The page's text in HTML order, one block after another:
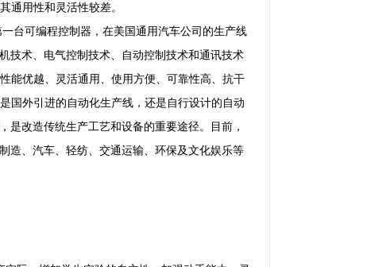
通用性和灵活性较差。
台可编程控制器，在美国通用汽车公司的生产线
技术、电气控制技术、自动控制技术和通讯技术
能优越、灵活通用、使用方便、可靠性高、抗干
国外引进的自动化生产线，还是自行设计的自动
改造传统生产工艺和设备的重要途径。目前，
造、汽车、轻纺、交通运输、环保及文化娱乐等